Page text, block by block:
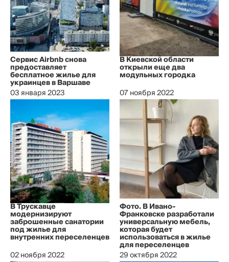
Сервис Airbnb снова
предоставляет
бесплатное жилье для
украинцев в Варшаве
03 января 2023
В Киевской области
открыли еще два
модульных городка
07 ноября 2022
В Трускавце
модернизируют
заброшенные санатории
под жилье для
внутренних переселенцев
02 ноября 2022
Фото. В Ивано-
Франковске разработали
универсальную мебель,
которая будет
использоваться в жилье
для переселенцев
29 октября 2022